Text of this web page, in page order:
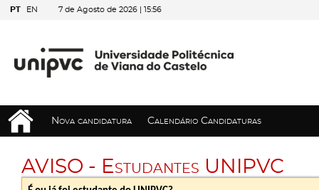
PT EN 7 de Agosto de 2026 | 15:56
Nova candidatura Calendário Candidaturas
AVISO - Estudantes UNIPVC